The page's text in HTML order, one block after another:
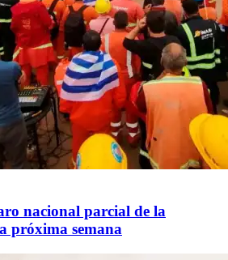
nacional parcial de la
próxima semana